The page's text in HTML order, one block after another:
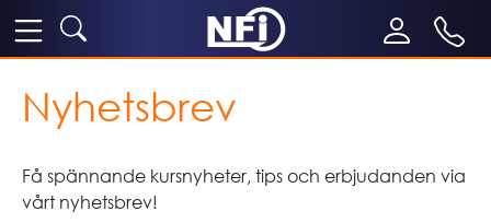
Nyhetsbrev
Få spännande kursnyheter, tips och erbjudanden via
vårt nyhetsbrev!